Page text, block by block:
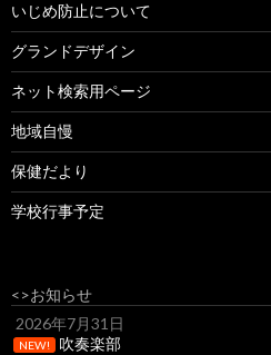
いじめ防止について
グランドデザイン
ネット検索用ページ
地域自慢
保健だより
学校行事予定
<>お知らせ
2026年7月31日
NEW!
吹奏楽部